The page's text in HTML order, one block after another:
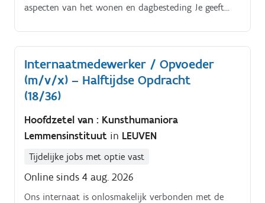
aspecten van het wonen en dagbesteding Je geeft
handelingsplan van de cliënten.
Internaatmedewerker / Opvoeder
(m/v/x) – Halftijdse Opdracht
(18/36)
Hoofdzetel van : Kunsthumaniora
Lemmensinstituut in LEUVEN
Tijdelijke jobs met optie vast
Online sinds 4 aug. 2026
Ons internaat is onlosmakelijk verbonden met de